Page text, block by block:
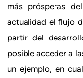
más prósperas
actualidad el flujo
partir del
posible acceder a
un ejemplo, en